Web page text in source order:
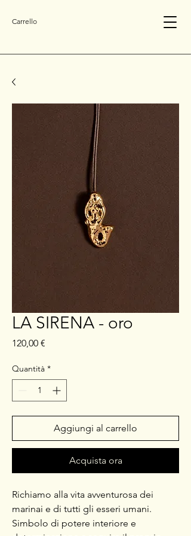
Carrello
LA SIRENA - oro
120,00 €
Quantità *
Aggiungi al carrello
Acquista ora
Richiamo alla vita avventurosa dei
marinai e di tutti gli esseri umani.
Simbolo di potere interiore e